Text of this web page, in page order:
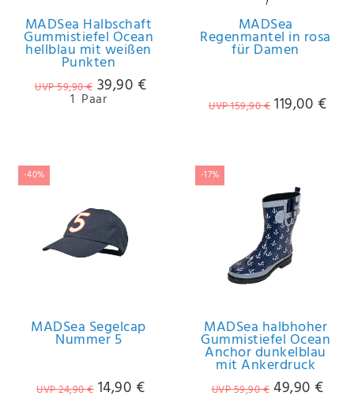
MADSea Halbschaft
Gummistiefel Ocean
hellblau mit weißen
Punkten
UVP 59,90 € 39,90 €
1 Paar
MADSea
Regenmantel in rosa
für Damen
UVP 159,90 € 119,00 €
-40%
MADSea Segelcap
Nummer 5
UVP 24,90 € 14,90 €
-17%
MADSea halbhoher
Gummistiefel Ocean
Anchor dunkelblau
mit Ankerdruck
UVP 59,90 € 49,90 €